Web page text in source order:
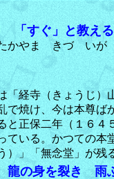
「すぐ」と教え
やま きづ いが
経寺（きょうじ）
で焼け、今は本尊
と正保二年（１６
ている。かつての
）」「無念堂」が残
の身を裂き 雨